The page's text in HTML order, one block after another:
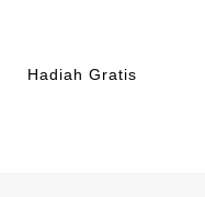
Hadiah Gratis